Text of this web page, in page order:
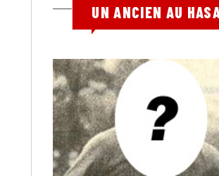
UN ANCIEN AU